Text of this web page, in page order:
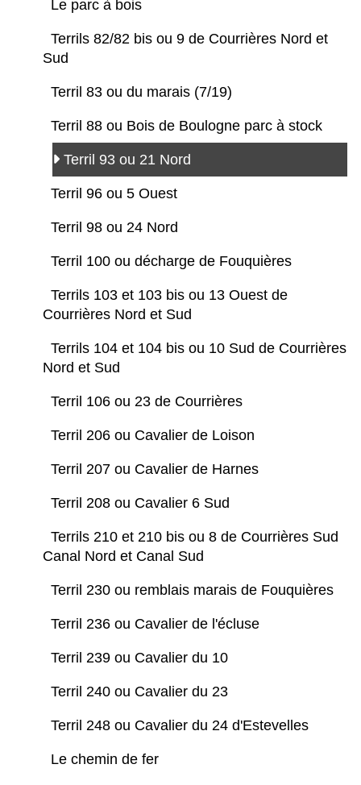
Le parc à bois
Terrils 82/82 bis ou 9 de Courrières Nord et
Sud
Terril 83 ou du marais (7/19)
Terril 88 ou Bois de Boulogne parc à stock
Terril 93 ou 21 Nord
Terril 96 ou 5 Ouest
Terril 98 ou 24 Nord
Terril 100 ou décharge de Fouquières
Terrils 103 et 103 bis ou 13 Ouest de
Courrières Nord et Sud
Terrils 104 et 104 bis ou 10 Sud de Courrières
Nord et Sud
Terril 106 ou 23 de Courrières
Terril 206 ou Cavalier de Loison
Terril 207 ou Cavalier de Harnes
Terril 208 ou Cavalier 6 Sud
Terrils 210 et 210 bis ou 8 de Courrières Sud
Canal Nord et Canal Sud
Terril 230 ou remblais marais de Fouquières
Terril 236 ou Cavalier de l'écluse
Terril 239 ou Cavalier du 10
Terril 240 ou Cavalier du 23
Terril 248 ou Cavalier du 24 d'Estevelles
Le chemin de fer